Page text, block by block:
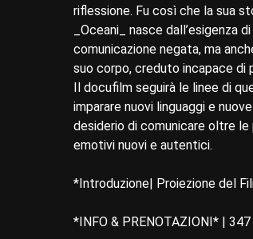
riflessione. Fu così che la sua
_Oceani_ nasce dall’esigenza
comunicazione negata, ma
suo corpo, creduto incapace di
Il docufilm seguirà le linee di
imparare nuovi linguaggi e
desiderio di comunicare oltre
emotivi nuovi e autentici.
*Introduzione| Proiezione del
*INFO & PRENOTAZIONI* |